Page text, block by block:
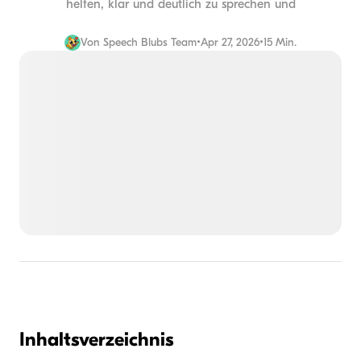
helfen, klar und deutlich zu sprechen und
Von Speech Blubs Team•Apr 27, 2026•15 Min.
Inhaltsverzeichnis